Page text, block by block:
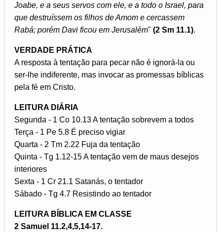
Joabe, e a seus servos com ele, e a todo o Israel, para
que destruíssem os filhos de Amom e cercassem
Rabá; porém Davi ficou em Jerusalém" (2 Sm 11.1).
VERDADE PRÁTICA
A resposta à tentação para pecar não é ignorá-la ou
ser-lhe indiferente, mas invocar as promessas bíblicas
pela fé em Cristo.
LEITURA DIÁRIA
Segunda - 1 Co 10.13 A tentação sobrevem a todos
Terça - 1 Pe 5.8 É preciso vigiar
Quarta - 2 Tm 2.22 Fuja da tentação
Quinta - Tg 1.12-15 A tentação vem de maus desejos
interiores
Sexta - 1 Cr 21.1 Satanás, o tentador
Sábado - Tg 4.7 Resistindo ao tentador
LEITURA BÍBLICA EM CLASSE
2 Samuel 11.2,4,5,14-17.